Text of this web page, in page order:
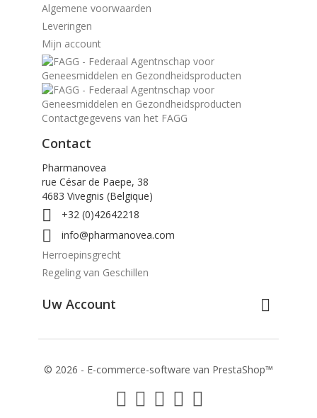
Algemene voorwaarden
Leveringen
Mijn account
Contactgegevens van het FAGG
Contact
Pharmanovea
rue César de Paepe, 38
4683 Vivegnis (Belgique)
 +32 (0)42642218

info@pharmanovea.com
Herroepinsgrecht
Regeling van Geschillen
Uw Account 
© 2026 - E-commerce-software van PrestaShop™